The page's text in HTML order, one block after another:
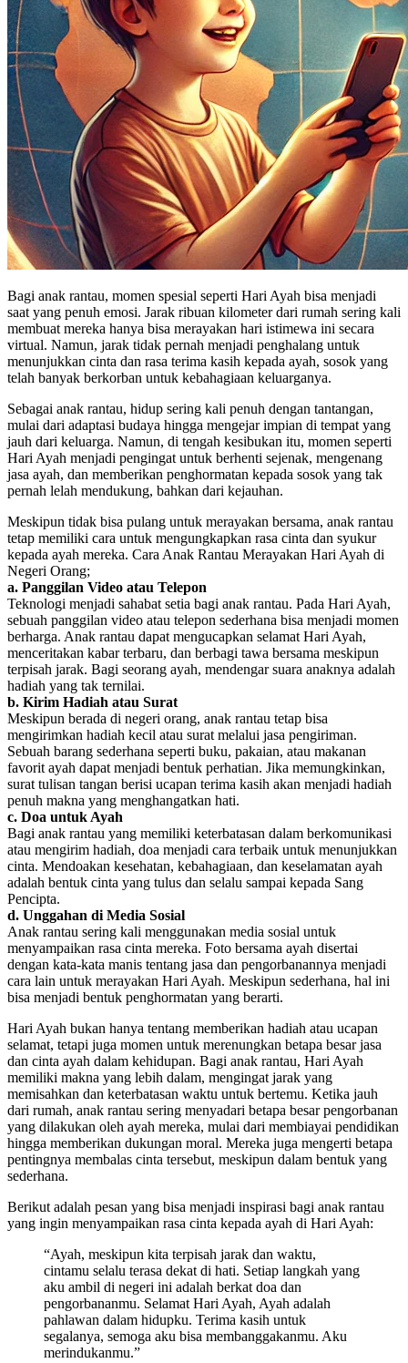
Bagi anak rantau, momen spesial seperti Hari Ayah bisa menjadi
saat yang penuh emosi. Jarak ribuan kilometer dari rumah sering kali
membuat mereka hanya bisa merayakan hari istimewa ini secara
virtual. Namun, jarak tidak pernah menjadi penghalang untuk
menunjukkan cinta dan rasa terima kasih kepada ayah, sosok yang
telah banyak berkorban untuk kebahagiaan keluarganya.
Sebagai anak rantau, hidup sering kali penuh dengan tantangan,
mulai dari adaptasi budaya hingga mengejar impian di tempat yang
jauh dari keluarga. Namun, di tengah kesibukan itu, momen seperti
Hari Ayah menjadi pengingat untuk berhenti sejenak, mengenang
jasa ayah, dan memberikan penghormatan kepada sosok yang tak
pernah lelah mendukung, bahkan dari kejauhan.
Meskipun tidak bisa pulang untuk merayakan bersama, anak rantau
tetap memiliki cara untuk mengungkapkan rasa cinta dan syukur
kepada ayah mereka. Cara Anak Rantau Merayakan Hari Ayah di
Negeri Orang;
a. Panggilan Video atau Telepon
Teknologi menjadi sahabat setia bagi anak rantau. Pada Hari Ayah,
sebuah panggilan video atau telepon sederhana bisa menjadi momen
berharga. Anak rantau dapat mengucapkan selamat Hari Ayah,
menceritakan kabar terbaru, dan berbagi tawa bersama meskipun
terpisah jarak. Bagi seorang ayah, mendengar suara anaknya adalah
hadiah yang tak ternilai.
b. Kirim Hadiah atau Surat
Meskipun berada di negeri orang, anak rantau tetap bisa
mengirimkan hadiah kecil atau surat melalui jasa pengiriman.
Sebuah barang sederhana seperti buku, pakaian, atau makanan
favorit ayah dapat menjadi bentuk perhatian. Jika memungkinkan,
surat tulisan tangan berisi ucapan terima kasih akan menjadi hadiah
penuh makna yang menghangatkan hati.
c. Doa untuk Ayah
Bagi anak rantau yang memiliki keterbatasan dalam berkomunikasi
atau mengirim hadiah, doa menjadi cara terbaik untuk menunjukkan
cinta. Mendoakan kesehatan, kebahagiaan, dan keselamatan ayah
adalah bentuk cinta yang tulus dan selalu sampai kepada Sang
Pencipta.
d. Unggahan di Media Sosial
Anak rantau sering kali menggunakan media sosial untuk
menyampaikan rasa cinta mereka. Foto bersama ayah disertai
dengan kata-kata manis tentang jasa dan pengorbanannya menjadi
cara lain untuk merayakan Hari Ayah. Meskipun sederhana, hal ini
bisa menjadi bentuk penghormatan yang berarti.
Hari Ayah bukan hanya tentang memberikan hadiah atau ucapan
selamat, tetapi juga momen untuk merenungkan betapa besar jasa
dan cinta ayah dalam kehidupan. Bagi anak rantau, Hari Ayah
memiliki makna yang lebih dalam, mengingat jarak yang
memisahkan dan keterbatasan waktu untuk bertemu. Ketika jauh
dari rumah, anak rantau sering menyadari betapa besar pengorbanan
yang dilakukan oleh ayah mereka, mulai dari membiayai pendidikan
hingga memberikan dukungan moral. Mereka juga mengerti betapa
pentingnya membalas cinta tersebut, meskipun dalam bentuk yang
sederhana.
Berikut adalah pesan yang bisa menjadi inspirasi bagi anak rantau
yang ingin menyampaikan rasa cinta kepada ayah di Hari Ayah:
“Ayah, meskipun kita terpisah jarak dan waktu,
cintamu selalu terasa dekat di hati. Setiap langkah yang
aku ambil di negeri ini adalah berkat doa dan
pengorbananmu. Selamat Hari Ayah, Ayah adalah
pahlawan dalam hidupku. Terima kasih untuk
segalanya, semoga aku bisa membanggakanmu. Aku
merindukanmu.”